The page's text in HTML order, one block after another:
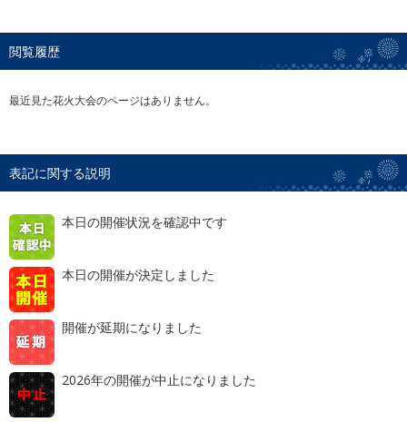
閲覧履歴
最近見た花火大会のページはありません。
表記に関する説明
本日の開催状況を確認中です
本日の開催が決定しました
開催が延期になりました
2026年の開催が中止になりました